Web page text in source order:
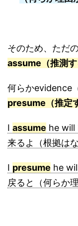
そのため、ただ
assume（推測す
何らかevidence
presume（推定
I assume he will
来るよ（根拠は
I presume he
戻ると（何らか